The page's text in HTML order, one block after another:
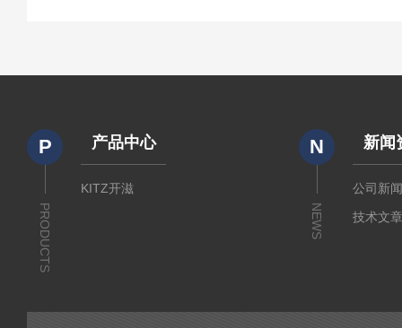
P
PRODUCTS
产品中心
KITZ开滋
N
NEWS
新闻
公司新
技术文